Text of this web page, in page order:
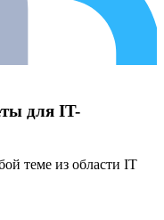
для IT-
теме из области IT